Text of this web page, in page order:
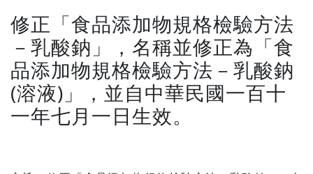
修正「食品添加物規格檢驗方法
－乳酸鈉」，名稱並修正為「食
品添加物規格檢驗方法－乳酸鈉
(溶液)」，並自中華民國一百十
一年七月一日生效。